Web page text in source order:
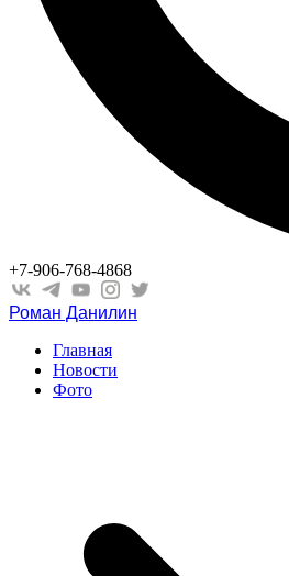
+7-906-768-4868
Роман Данилин
Главная
Новости
Фото